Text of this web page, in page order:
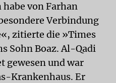
von Farhan
Verbindung
zitierte die »Times
Sohn Boaz. Al-Qadi
gewesen und war
Krankenhaus. Er